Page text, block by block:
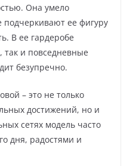
Она умело
ее фигуру
В ее гардеробе
так и повседневные
безупречно.
– это не только
достижений, но и
сетях модель часто
дня, радостями и